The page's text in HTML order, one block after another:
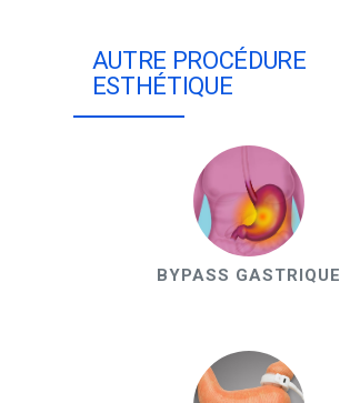
AUTRE PROCÉDURE
ESTHÉTIQUE
BYPASS GASTRIQUE